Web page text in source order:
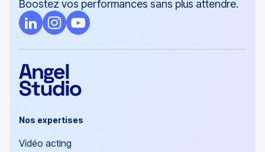
Boostez vos performances sans plus attendre.
Nos expertises
Vidéo acting